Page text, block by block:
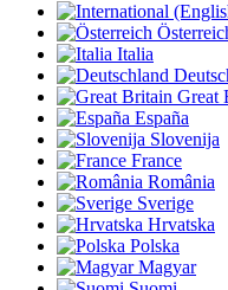
Italia
Great
España
Slovenija
France
România
Sverige
Hrvatska
Polska
Magyar